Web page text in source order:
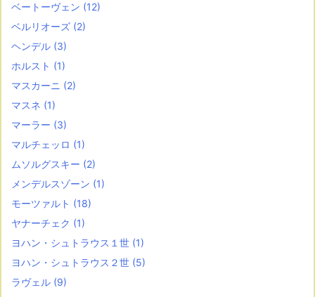
ベートーヴェン (12)
ベルリオーズ (2)
ヘンデル (3)
ホルスト (1)
マスカーニ (2)
マスネ (1)
マーラー (3)
マルチェッロ (1)
ムソルグスキー (2)
メンデルスゾーン (1)
モーツァルト (18)
ヤナーチェク (1)
ヨハン・シュトラウス１世 (1)
ヨハン・シュトラウス２世 (5)
ラヴェル (9)